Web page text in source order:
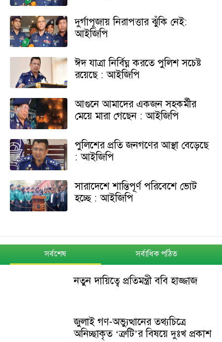
দুর্গাপূজায় নিরাপত্তার ঝুঁকি নেই:
আইজিপি
ঈদ যাত্রা নির্বিঘ্ন করতে পুলিশ সচেষ্ট
রয়েছে : আইজিপি
আগুনে আমাদের একজন সহকর্মীর
মেয়ে মারা গেছেন : আইজিপি
পুলিশের প্রতি জনগণের আস্থা বেড়েছে
: আইজিপি
সারাদেশে শান্তিপূর্ণ পরিবেশে ভোট
হচ্ছে : আইজিপি
সর্বশেষ সর্বাধিক পঠিত
নতুন দায়িত্বে প্রতিমন্ত্রী ববি হাজ্জাজ
জুলাই গণ-অভ্যুত্থানের তথ্যচিত্রে
অনিচ্ছাকৃত ‘ত্রুটি’র বিষয়ে দুঃখ প্রকাশ